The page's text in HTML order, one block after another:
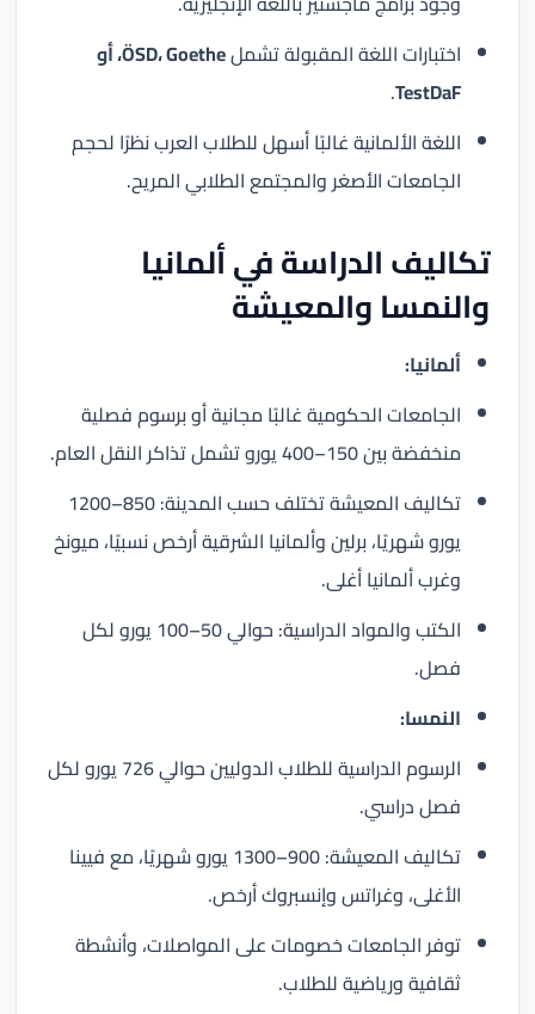
اختبارات اللغة المقبولة تشمل
ÖSD، Goethe، أو
TestDaF
.
اللغة الألمانية غالبًا أسهل للطلاب العرب نظرًا لحجم
الجامعات الأصغر والمجتمع الطلابي المريح.
تكاليف الدراسة في ألمانيا
والنمسا والمعيشة
ألمانيا:
الجامعات الحكومية غالبًا مجانية أو برسوم فصلية
منخفضة بين 150–400 يورو تشمل تذاكر النقل العام.
تكاليف المعيشة تختلف حسب المدينة: 850–1200
يورو شهريًا، برلين وألمانيا الشرقية أرخص نسبيًا، ميونخ
وغرب ألمانيا أغلى.
الكتب والمواد الدراسية: حوالي 50–100 يورو لكل
فصل.
النمسا:
الرسوم الدراسية للطلاب الدوليين حوالي 726 يورو لكل
فصل دراسي.
تكاليف المعيشة: 900–1300 يورو شهريًا، مع فيينا
الأغلى، وغراتس وإنسبروك أرخص.
توفر الجامعات خصومات على المواصلات، وأنشطة
ثقافية ورياضية للطلاب.